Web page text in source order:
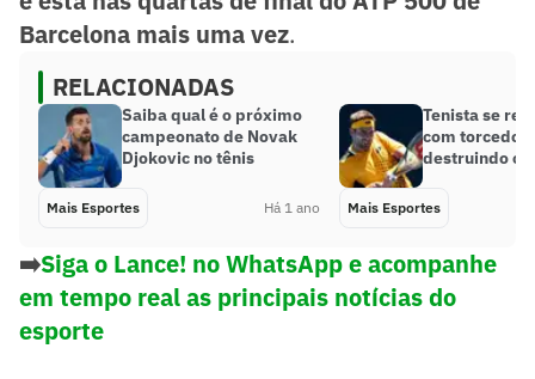
Barcelona mais uma vez.
RELACIONADAS
Saiba qual é o próximo
campeonato de Novak
Djokovic no tênis
Mais Esportes Há 1 ano
Tenista se
com torcedor:
destruindo o
Mais Esportes
➡️Siga o Lance! no WhatsApp e acompanhe
em tempo real as principais notícias do
esporte